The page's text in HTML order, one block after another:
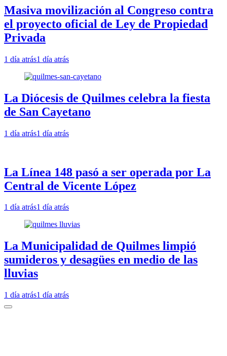
Masiva movilización al Congreso contra
el proyecto oficial de Ley de Propiedad
Privada
1 día atrás1 día atrás
La Diócesis de Quilmes celebra la fiesta
de San Cayetano
1 día atrás1 día atrás
La Línea 148 pasó a ser operada por La
Central de Vicente López
1 día atrás1 día atrás
La Municipalidad de Quilmes limpió
sumideros y desagües en medio de las
lluvias
1 día atrás1 día atrás